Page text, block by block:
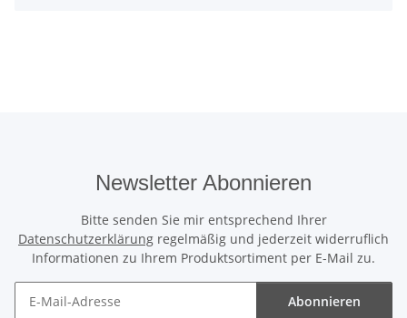
Newsletter Abonnieren
Bitte senden Sie mir entsprechend Ihrer
Datenschutzerklärung regelmäßig und jederzeit widerruflich
Informationen zu Ihrem Produktsortiment per E-Mail zu.
Abonnieren